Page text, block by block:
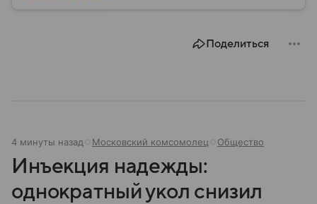
Поделиться
4 минуты назад Московский комсомолец Общество
Инъекция надежды:
однократный укол снизил